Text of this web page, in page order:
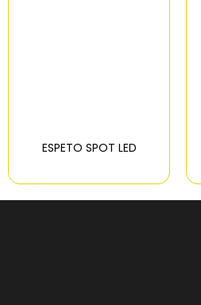
ESPETO SPOT LED